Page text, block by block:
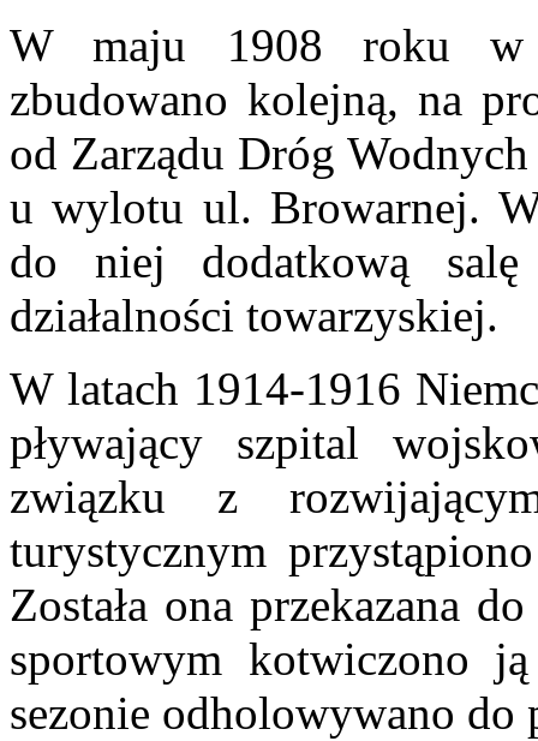
W maju 1908 roku w
zbudowano kolejną, na
od Zarządu Dróg
u wylotu ul. Browarnej.
do niej dodatkową salę
działalności towarzyskiej.
W latach 1914-1916
pływający szpital
związku z
turystycznym
Została ona przekazana
sportowym kotwiczono
sezonie odholowywano do